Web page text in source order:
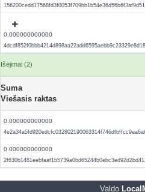
0.000000000000
Išėjimai (2)
Suma
Viešasis raktas
0.000000000000
0.000000000000
Valdo